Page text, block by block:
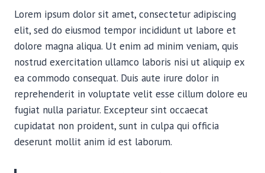
Lorem ipsum dolor sit amet, consectetur adipiscing
elit, sed do eiusmod tempor incididunt ut labore et
dolore magna aliqua. Ut enim ad minim veniam, quis
nostrud exercitation ullamco laboris nisi ut aliquip ex
ea commodo consequat. Duis aute irure dolor in
reprehenderit in voluptate velit esse cillum dolore eu
fugiat nulla pariatur. Excepteur sint occaecat
cupidatat non proident, sunt in culpa qui officia
deserunt mollit anim id est laborum.